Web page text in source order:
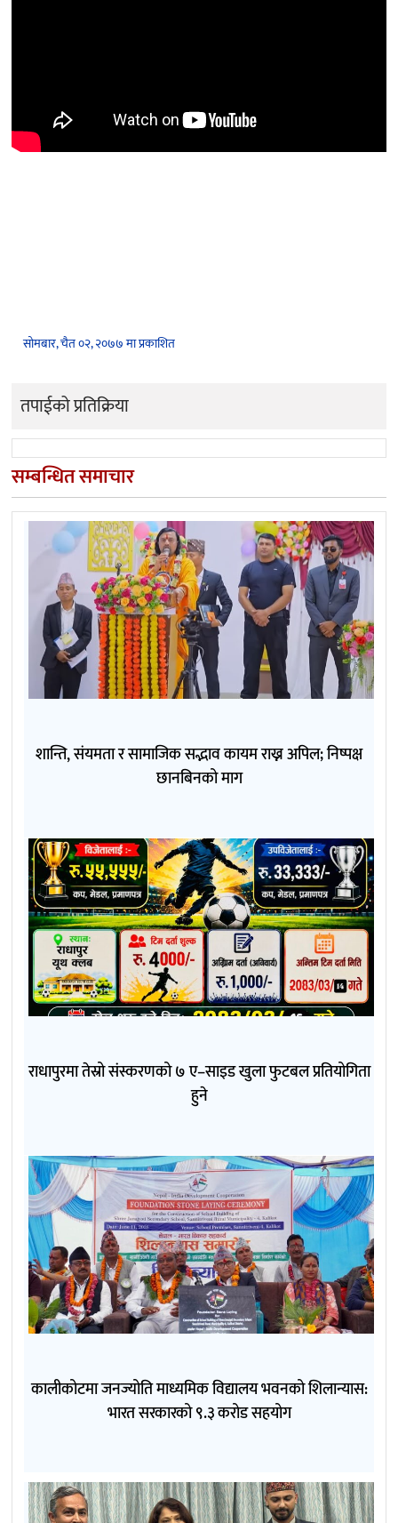
सोमबार, चैत ०२, २०७७ मा प्रकाशित
तपाईको प्रतिक्रिया
सम्बन्धित समाचार
शान्ति, संयमता र सामाजिक सद्भाव कायम राख्न अपिल; निष्पक्ष
छानबिनको माग
राधापुरमा तेस्रो संस्करणको ७ ए–साइड खुला फुटबल प्रतियोगिता
हुने
कालीकोटमा जनज्योति माध्यमिक विद्यालय भवनको शिलान्यास:
भारत सरकारको ९.३ करोड सहयोग